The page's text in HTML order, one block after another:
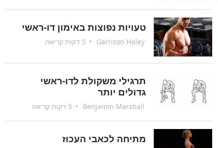
טעויות נפוצות באימון דו-ראשי
Garrison Haley
•
תרגילי משקולת לדו-ראשי
גדולים יותר
Benjamin Marshall
•
מתיחה לכאבי העכוז